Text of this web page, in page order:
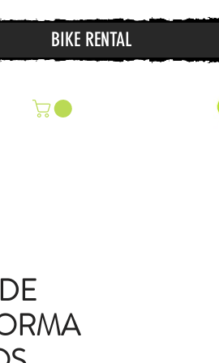
BIKE RENTAL